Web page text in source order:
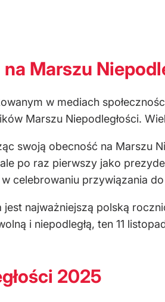
Marszu
w mediach spo
ów Marszu Niepodległości.
swoją obecność na Marszu
po raz pierwszy jako
celebrowaniu przywiązania
jest najważniejszą polską
i niepodległą, ten 11
2025